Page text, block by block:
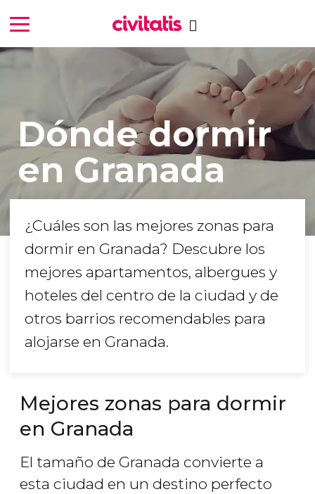
Dónde dormir
en Granada
¿Cuáles son las mejores zonas para
dormir en Granada? Descubre los
mejores apartamentos, albergues y
hoteles del centro de la ciudad y de
otros barrios recomendables para
alojarse en Granada.
Mejores zonas para dormir
en Granada
El tamaño de Granada convierte a
esta ciudad en un destino perfecto